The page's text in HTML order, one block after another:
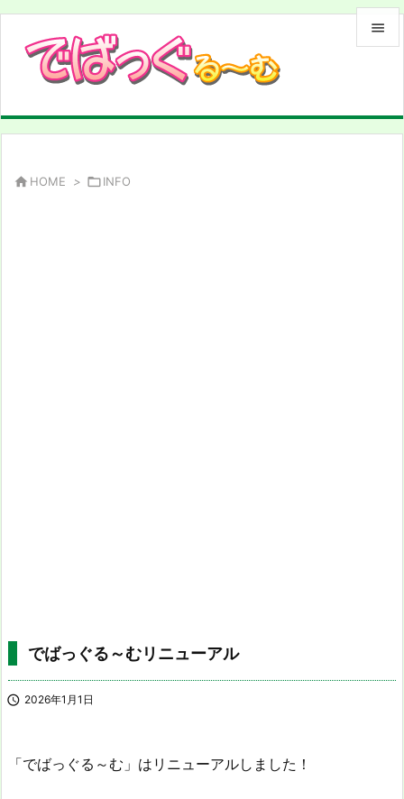


 HOME > INFO
でばっぐる～むリニューアル
 2026年1月1日
「でばっぐる～む」はリニューアルしました！